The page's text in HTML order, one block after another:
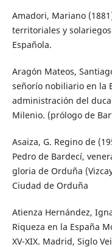
Amadori, Mariano
territoriales y
Española.
Aragón Mateos,
señorío nobiliario en la
administración del
Milenio. (prólogo de
Asaiza, G. Regino de
Pedro de Bardecí,
gloria de Orduña
Ciudad de Orduña
Atienza Hernández,
Riqueza en la España
XV-XIX. Madrid, Siglo